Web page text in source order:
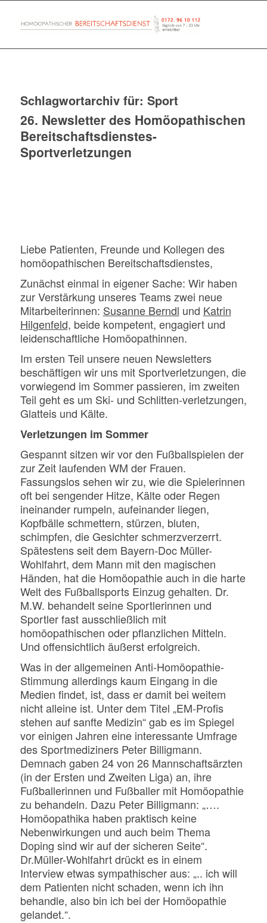
Schlagwortarchiv für: Sport
26. Newsletter des Homöopathischen
Bereitschaftsdienstes-
Sportverletzungen
Liebe Patienten, Freunde und Kollegen des
homöopathischen Bereitschaftsdienstes,
Zunächst einmal in eigener Sache: Wir haben
zur Verstärkung unseres Teams zwei neue
Mitarbeiterinnen: Susanne Berndl und Katrin
Hilgenfeld, beide kompetent, engagiert und
leidenschaftliche Homöopathinnen.
Im ersten Teil unsere neuen Newsletters
beschäftigen wir uns mit Sportverletzungen, die
vorwiegend im Sommer passieren, im zweiten
Teil geht es um Ski- und Schlitten-verletzungen,
Glatteis und Kälte.
Verletzungen im Sommer
Gespannt sitzen wir vor den Fußballspielen der
zur Zeit laufenden WM der Frauen.
Fassungslos sehen wir zu, wie die Spielerinnen
oft bei sengender Hitze, Kälte oder Regen
ineinander rumpeln, aufeinander liegen,
Kopfbälle schmettern, stürzen, bluten,
schimpfen, die Gesichter schmerzverzerrt.
Spätestens seit dem Bayern-Doc Müller-
Wohlfahrt, dem Mann mit den magischen
Händen, hat die Homöopathie auch in die harte
Welt des Fußballsports Einzug gehalten. Dr.
M.W. behandelt seine Sportlerinnen und
Sportler fast ausschließlich mit
homöopathischen oder pflanzlichen Mitteln.
Und offensichtlich äußerst erfolgreich.
Was in der allgemeinen Anti-Homöopathie-
Stimmung allerdings kaum Eingang in die
Medien findet, ist, dass er damit bei weitem
nicht alleine ist. Unter dem Titel „EM-Profis
stehen auf sanfte Medizin“ gab es im Spiegel
vor einigen Jahren eine interessante Umfrage
des Sportmediziners Peter Billigmann.
Demnach gaben 24 von 26 Mannschaftsärzten
(in der Ersten und Zweiten Liga) an, ihre
Fußballerinnen und Fußballer mit Homöopathie
zu behandeln. Dazu Peter Billigmann: „….
Homöopathika haben praktisch keine
Nebenwirkungen und auch beim Thema
Doping sind wir auf der sicheren Seite“.
Dr.Müller-Wohlfahrt drückt es in einem
Interview etwas sympathischer aus: „.. ich will
dem Patienten nicht schaden, wenn ich ihn
behandle, also bin ich bei der Homöopathie
gelandet.“.